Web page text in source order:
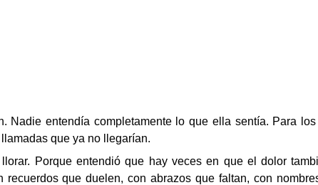
entendía completamente lo que ella sentía. Para
que ya no llegarían.
Porque entendió que hay veces en que el dolor
que duelen, con abrazos que faltan, con